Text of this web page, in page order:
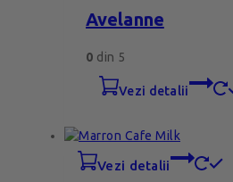
Avelanne
0 din 5
vezi detalii
vezi detalii